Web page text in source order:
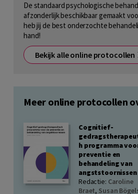
De standaard psychologische
afzonderlijk beschikbaar gemaakt
heb jij de best onderzochte
hand!
Bekijk alle online protocollen
Meer online protocollen
Cognitief-
h programma
preventie en
behandeling van
angststoornissen
Redactie: Caroline
Braet, Susan